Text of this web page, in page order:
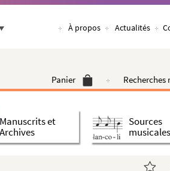
À propos Actualités
Panier Recherches
Manuscrits et
Archives
Sources
musicales